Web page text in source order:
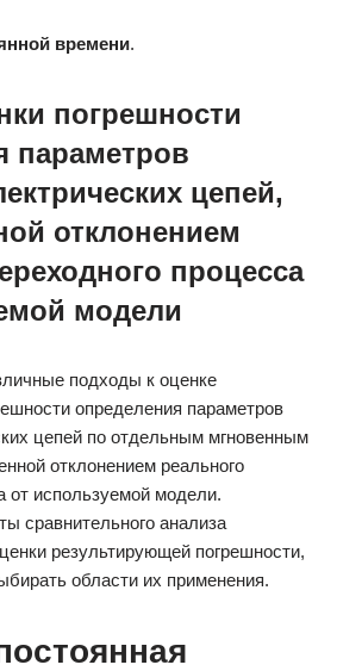
времени.
погрешности
параметров
цепей,
отклонением
процесса
модели
подходы к оценке
определения параметров
цепей по отдельным мгновенным
отклонением реального
от используемой модели.
сравнительного анализа
результирующей погрешности,
области их применения.